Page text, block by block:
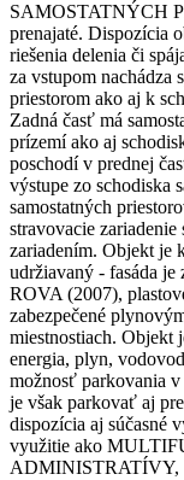
SAMOSTATNÝCH
prenajaté. Dispozícia
riešenia delenia či
za vstupom nachádza
priestorom ako aj k
Zadná časť má
prízemí ako aj
poschodí v prednej
výstupe zo schodiska
samostatných
stravovacie
zariadením. Objekt je
udržiavaný - fasáda je
ROVA (2007),
zabezpečené
miestnostiach. Objekt
energia, plyn,
možnosť parkovania
je však parkovať aj
dispozícia aj súčasné
využitie ako